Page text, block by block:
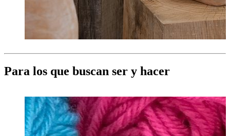
Para los que buscan ser y hacer